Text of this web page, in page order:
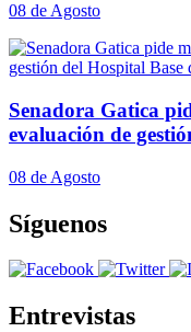
08 de Agosto
Senadora Gatica
evaluación de
08 de Agosto
Síguenos
Entrevistas